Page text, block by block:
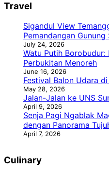
Travel
Sigandul View
Pemandangan
July 24, 2026
Watu Putih
Perbukitan Menoreh
June 16, 2026
Festival Balon Udara
May 28, 2026
Jalan-Jalan ke UNS
April 9, 2026
Senja Pagi Ngablak
dengan Panorama
April 7, 2026
Culinary